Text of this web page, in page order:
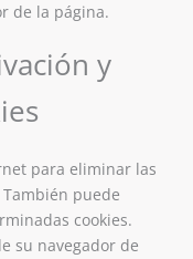
de la página.
y
para eliminar las
puede
cookies.
su navegador de